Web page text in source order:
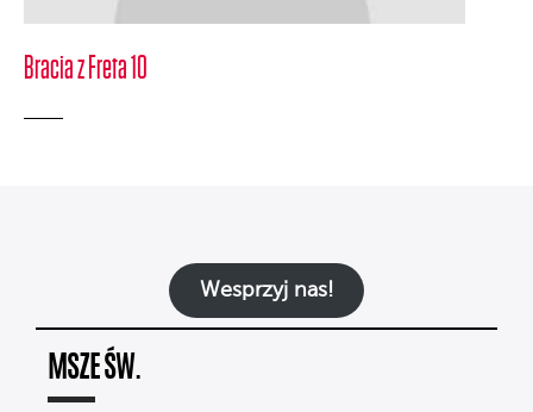
Bracia z Freta 10
Wesprzyj nas!
MSZE ŚW.